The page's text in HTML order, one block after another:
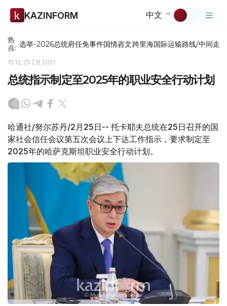
KAZINFORM 中文
热
点: 选举-2026总统府任免事件国情咨文跨里海国际运输路线/中间走廊
15:12, 25 2月 2021
总统指示制定至2025年的职业安全行动计划
哈通社/努尔苏丹/2月25日-- 托卡耶夫总统在25日召开的国
家社会信任会议第五次会议上下达工作指示，要求制定至
2025年的哈萨克斯坦职业安全行动计划。